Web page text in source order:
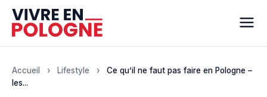
Accueil › Lifestyle ›
Ce qu’il ne faut pas faire en Pologne –
les...